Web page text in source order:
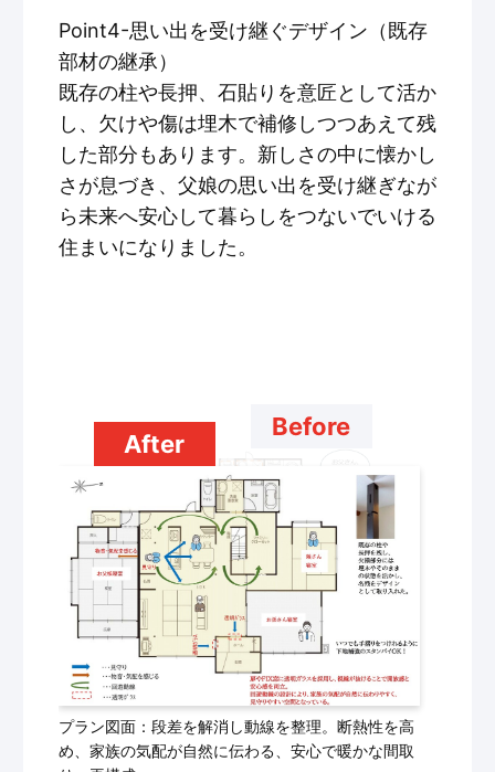
Point4-思い出を受け継ぐデザイン（既存
部材の継承）
既存の柱や長押、石貼りを意匠として活か
し、欠けや傷は埋木で補修しつつあえて残
した部分もあります。新しさの中に懐かし
さが息づき、父娘の思い出を受け継ぎなが
ら未来へ安心して暮らしをつないでいける
住まいになりました。
Before
プラン図面：段差を解消し動線を整理。断熱性を高
め、家族の気配が自然に伝わる、安心で暖かな間取
After